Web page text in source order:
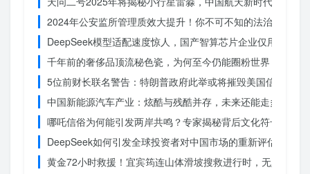
2024年公安监所管理质效大提升！你不可不知的法治文明新
DeepSeek模型适配速度惊人，国产智算芯片企业仅用一周
千年前的奢侈品顶流秘色瓷，为何至今仍能圈粉世界？揭秘
5位前财长联名警告：特朗普政府此举或将摧毁美国信誉？
中国新能源汽车产业：炫酷与残酷并存，未来还能走多远？
哪吒信俗为何能引发两岸共鸣？专家揭秘背后文化符号的力量
DeepSeek如何引发全球投资者对中国市场的重新评估？
黄金72小时救援！宜宾筠连山体滑坡搜救进行时，无人机遥